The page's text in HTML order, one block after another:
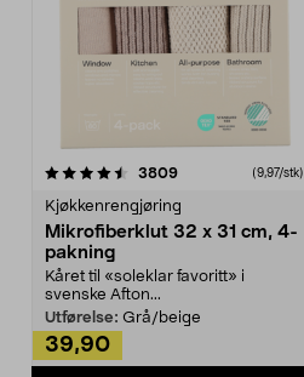
3809anmeldelser(9,97/stk)
Kjøkkenrengjøring
Mikrofiberklut 32 x 31 cm, 4-
pakning
Kåret til «soleklar favoritt» i
svenske Afton...
Utførelse: Grå/beige
39,90
4.5av 5 stjerner